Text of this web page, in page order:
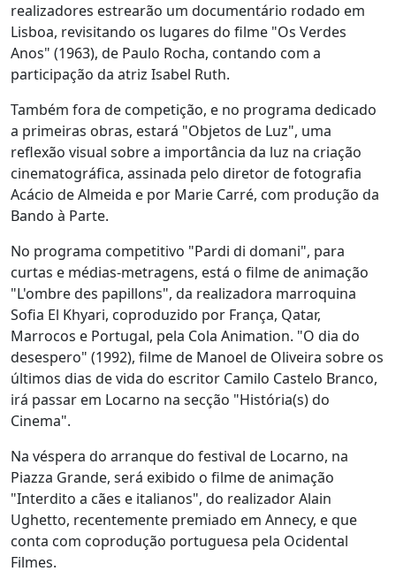
realizadores estrearão um documentário rodado em
Lisboa, revisitando os lugares do filme "Os Verdes
Anos" (1963), de Paulo Rocha, contando com a
participação da atriz Isabel Ruth.
Também fora de competição, e no programa dedicado
a primeiras obras, estará "Objetos de Luz", uma
reflexão visual sobre a importância da luz na criação
cinematográfica, assinada pelo diretor de fotografia
Acácio de Almeida e por Marie Carré, com produção da
Bando à Parte.
No programa competitivo "Pardi di domani", para
curtas e médias-metragens, está o filme de animação
"L'ombre des papillons", da realizadora marroquina
Sofia El Khyari, coproduzido por França, Qatar,
Marrocos e Portugal, pela Cola Animation. "O dia do
desespero" (1992), filme de Manoel de Oliveira sobre os
últimos dias de vida do escritor Camilo Castelo Branco,
irá passar em Locarno na secção "História(s) do
Cinema".
Na véspera do arranque do festival de Locarno, na
Piazza Grande, será exibido o filme de animação
"Interdito a cães e italianos", do realizador Alain
Ughetto, recentemente premiado em Annecy, e que
conta com coprodução portuguesa pela Ocidental
Filmes.